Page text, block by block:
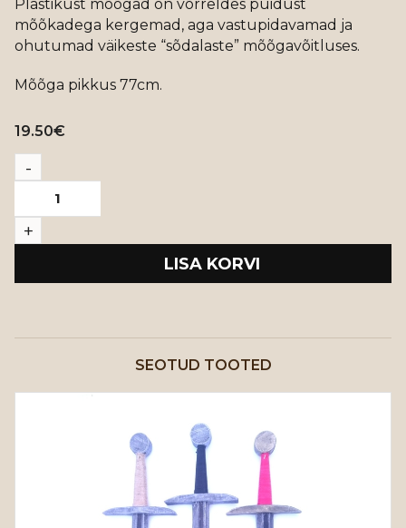
Plastikust mõõgad on võrreldes puidust
mõõkadega kergemad, aga vastupidavamad ja
ohutumad väikeste “sõdalaste” mõõgavõitluses.
Mõõga pikkus 77cm.
19.50€
LISA KORVI
SEOTUD TOOTED